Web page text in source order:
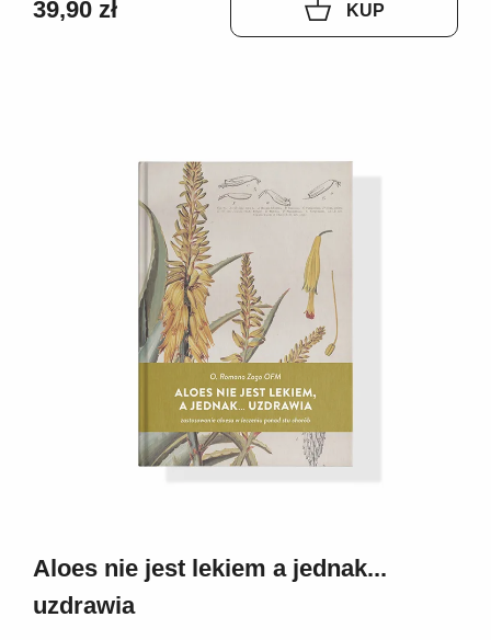
39,90 zł KUP
Aloes nie jest lekiem a jednak...
uzdrawia